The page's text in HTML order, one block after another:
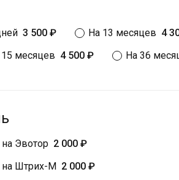
3 500 ₽ На 13 месяцев 4
месяцев 4 500 ₽ На 36
Эвотор 2 000 ₽
на Штрих-М 2 000 ₽